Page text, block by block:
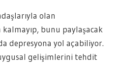
olan
bunu paylaşacak
depresyona yol açabiliyor.
gelişimlerini tehdit